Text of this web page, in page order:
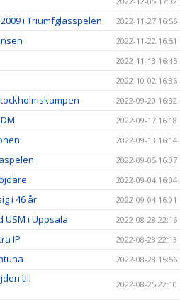
i Triumfglasspelen 2022-11-27 16:56
2022-11-22 16:51
2022-11-13 16:45
2022-10-02 16:36
2022-09-20 16:32
2022-09-17 16:18
2022-09-13 16:14
2022-09-05 16:07
2022-09-04 16:04
i 46 år 2022-09-04 16:01
i Uppsala 2022-08-28 22:16
IP 2022-08-28 22:13
2022-08-28 15:56
till
2022-08-25 22:10